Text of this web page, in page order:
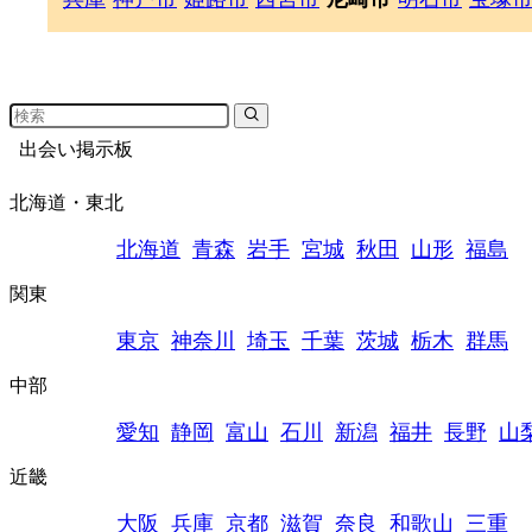
出会い掲示板
北海道・東北
北海道 青森 岩手 宮城 秋田 山形 福島
関東
東京 神奈川 埼玉 千葉 茨城 栃木 群馬
中部
愛知 静岡 富山 石川 新潟 福井 長野 山
近畿
大阪 兵庫 京都 滋賀 奈良 和歌山 三重